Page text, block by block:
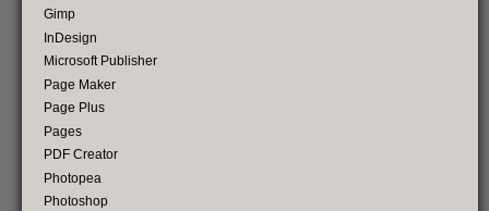
Gimp
InDesign
Microsoft Publisher
Page Maker
Page Plus
Pages
PDF Creator
Photopea
Photoshop